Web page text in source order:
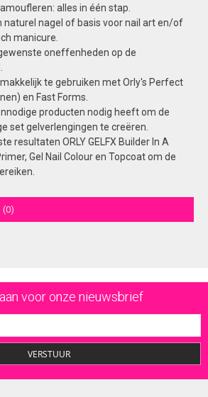
alles in één stap.
naturel nagel of basis voor nail art en/of
manicure.
oneffenheden op de
te gebruiken met Orly's Perfect
en Fast Forms.
producten nodig heeft om de
set gelverlengingen te creëren.
resultaten ORLY GELFX Builder In A
Gel Nail Colour en Topcoat om de
(0)
voor onze nieuwsbrief
VERSTUUR